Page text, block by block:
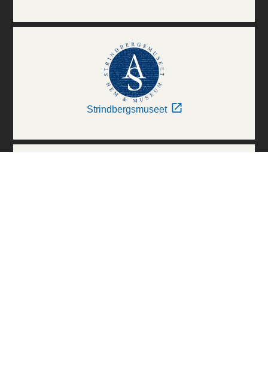
Strindbergsmuseet